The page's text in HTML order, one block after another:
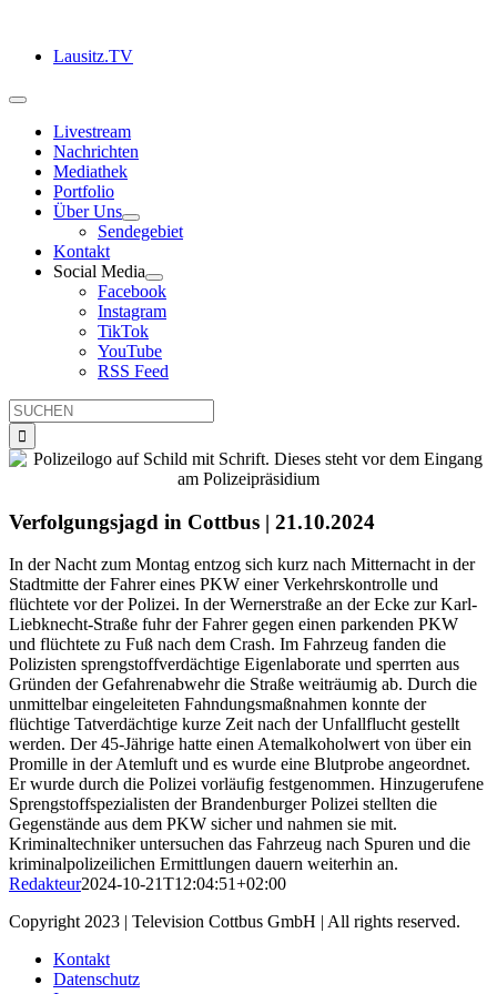
springenLausitz.TV
Toggle
NavigationLivestream
Nachrichten
Mediathek
Portfolio
Über Uns
Sendegebiet
Kontakt
Social Media
Facebook
Instagram
TikTok
YouTube
RSS Feed
Suche
nach:
Verfolgungsjagd in Cottbus | 21.10.2024
In der Nacht zum Montag entzog sich kurz nach Mitternacht in der
Stadtmitte der Fahrer eines PKW einer Verkehrskontrolle und
flüchtete vor der Polizei. In der Wernerstraße an der Ecke zur Karl-
Liebknecht-Straße fuhr der Fahrer gegen einen parkenden PKW
und flüchtete zu Fuß nach dem Crash. Im Fahrzeug fanden die
Polizisten sprengstoffverdächtige Eigenlaborate und sperrten aus
Gründen der Gefahrenabwehr die Straße weiträumig ab. Durch die
unmittelbar eingeleiteten Fahndungsmaßnahmen konnte der
flüchtige Tatverdächtige kurze Zeit nach der Unfallflucht gestellt
werden. Der 45-Jährige hatte einen Atemalkoholwert von über ein
Promille in der Atemluft und es wurde eine Blutprobe angeordnet.
Er wurde durch die Polizei vorläufig festgenommen. Hinzugerufene
Sprengstoffspezialisten der Brandenburger Polizei stellten die
Gegenstände aus dem PKW sicher und nahmen sie mit.
Kriminaltechniker untersuchen das Fahrzeug nach Spuren und die
kriminalpolizeilichen Ermittlungen dauern weiterhin an.
Redakteur2024-10-21T12:04:51+02:00
Copyright 2023 | Television Cottbus GmbH | All rights reserved.
Kontakt
Datenschutz